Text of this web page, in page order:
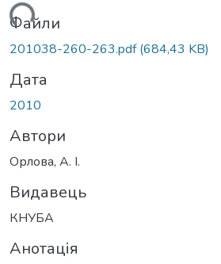
Файли
201038-260-263.pdf(684,43 KB)
Дата
2010
Автори
Орлова, А. І.
Видавець
КНУБА
Анотація